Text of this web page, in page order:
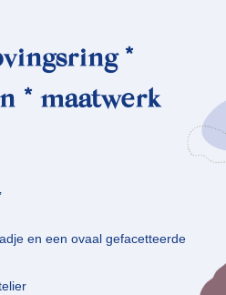
*
* maatwerk
en een ovaal gefacetteerde